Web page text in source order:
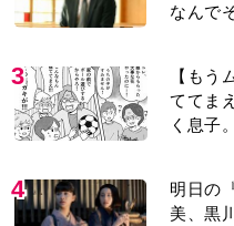
なんで
3
【もう
ててま
く息子
4
明日の
美、黒